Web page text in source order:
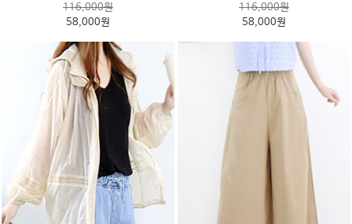
116,000원
58,000원
116,000원
58,000원